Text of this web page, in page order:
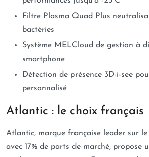
Filtre Plasma Quad Plus
bactéries
Système MELCloud de gestion à
smartphone
Détection de présence 3D-i-see
personnalisé
Atlantic : le choix français
Atlantic, marque française leader sur le
avec 17% de parts de marché, propose